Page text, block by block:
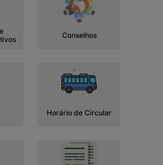
Conselhos
Horário de Circular